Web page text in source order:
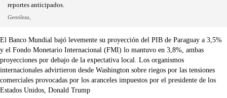
reportes anticipados.
Gentileza,
El Banco Mundial bajó levemente su proyección del PIB de Paraguay a 3,5%
y el Fondo Monetario Internacional (FMI) lo mantuvo en 3,8%, ambas
proyecciones por debajo de la expectativa local. Los organismos
internacionales advirtieron desde Washington sobre riegos por las tensiones
comerciales provocadas por los aranceles impuestos por el presidente de los
Estados Unidos, Donald Trump